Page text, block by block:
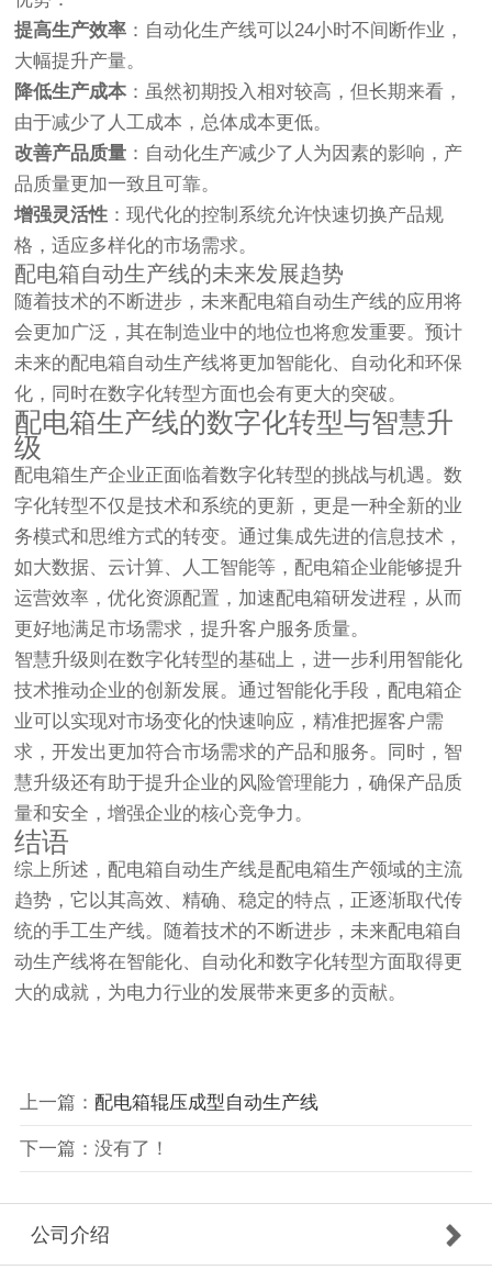
提高生产效率 ：自动化生产线可以24小时不间断作业，
大幅提升产量。
降低生产成本：虽然初期投入相对较高，但长期来看，
由于减少了人工成本，总体成本更低。
改善产品质量 ：自动化生产减少了人为因素的影响，产
品质量更加一致且可靠。
增强灵活性 ：现代化的控制系统允许快速切换产品规
格，适应多样化的市场需求。
配电箱自动生产线的未来发展趋势
随着技术的不断进步，未来配电箱自动生产线的应用将
会更加广泛，其在制造业中的地位也将愈发重要。预计
未来的配电箱自动生产线将更加智能化、自动化和环保
化，同时在数字化转型方面也会有更大的突破。
配电箱生产线的数字化转型与智慧升
级
配电箱生产企业正面临着数字化转型的挑战与机遇。数
字化转型不仅是技术和系统的更新，更是一种全新的业
务模式和思维方式的转变。通过集成先进的信息技术，
如大数据、云计算、人工智能等，配电箱企业能够提升
运营效率，优化资源配置，加速配电箱研发进程，从而
更好地满足市场需求，提升客户服务质量。
智慧升级则在数字化转型的基础上，进一步利用智能化
技术推动企业的创新发展。通过智能化手段，配电箱企
业可以实现对市场变化的快速响应，精准把握客户需
求，开发出更加符合市场需求的产品和服务。同时，智
慧升级还有助于提升企业的风险管理能力，确保产品质
量和安全，增强企业的核心竞争力。
结语
综上所述，配电箱自动生产线是配电箱生产领域的主流
趋势，它以其高效、精确、稳定的特点，正逐渐取代传
统的手工生产线。随着技术的不断进步，未来配电箱自
动生产线将在智能化、自动化和数字化转型方面取得更
大的成就，为电力行业的发展带来更多的贡献。
上一篇： 配电箱辊压成型自动生产线
下一篇：没有了！
公司介绍